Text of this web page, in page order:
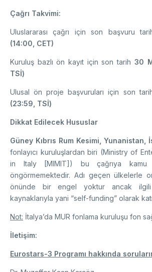
Çağrı Takvimi:
Uluslararası çağrı için son başvuru
(14:00, CET)
Kuruluş bazlı ön kayıt için son tarih 30
TSİ)
Ulusal ön proje başvuruları için son
(23:59, TSİ)
Dikkat Edilecek Hususlar
Güney Kıbrıs Rum Kesimi, Yunanistan,
fonlayıcı kuruluşlardan biri (Ministry of
in Italy [MIMIT])
bu çağrıya kamu
öngörmemektedir. Adı geçen ülkelerle
önünde bir engel yoktur ancak ilgili
kaynaklarıyla yani “self-funding” olarak
Not: İtalya’da MUR fonlama kuruluşu fon
İletişim:
Eurostars-3 Programı hakkında